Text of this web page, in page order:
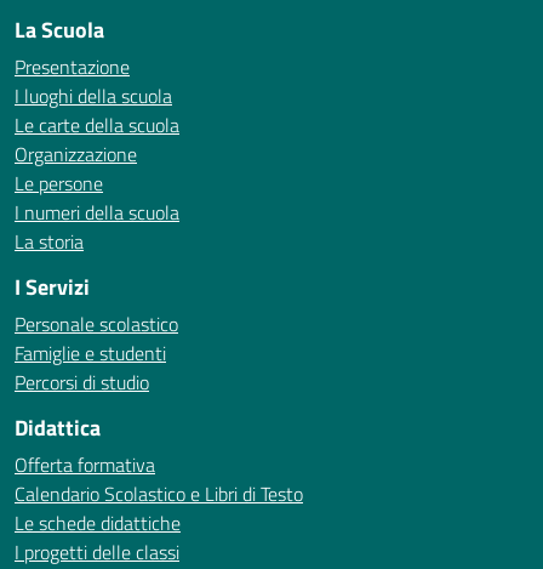
La Scuola
Presentazione
I luoghi della scuola
Le carte della scuola
Organizzazione
Le persone
I numeri della scuola
La storia
I Servizi
Personale scolastico
Famiglie e studenti
Percorsi di studio
Didattica
Offerta formativa
Calendario Scolastico e Libri di Testo
Le schede didattiche
I progetti delle classi